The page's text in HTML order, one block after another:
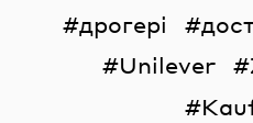
дрогері
Unilever